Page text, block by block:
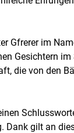
Gfrerer im
Gesichtern
die von den
gilt an